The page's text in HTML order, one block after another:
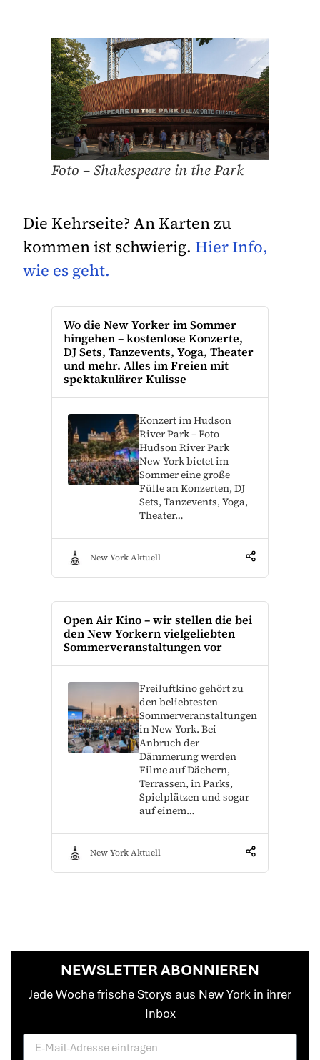
Foto – Shakespeare in the Park
Die Kehrseite? An Karten zu
kommen ist schwierig. Hier Info,
wie es geht.
Wo die New Yorker im Sommer
hingehen – kostenlose Konzerte,
DJ Sets, Tanzevents, Yoga, Theater
und mehr. Alles im Freien mit
spektakulärer Kulisse
Konzert im Hudson
River Park – Foto
Hudson River Park
New York bietet im
Sommer eine große
Fülle an Konzerten, DJ
Sets, Tanzevents, Yoga,
Theater…
New York Aktuell
Open Air Kino – wir stellen die bei
den New Yorkern vielgeliebten
Sommerveranstaltungen vor
Freiluftkino gehört zu
den beliebtesten
Sommerveranstaltungen
in New York. Bei
Anbruch der
Dämmerung werden
Filme auf Dächern,
Terrassen, in Parks,
Spielplätzen und sogar
auf einem…
New York Aktuell
NEWSLETTER ABONNIEREN
Jede Woche frische Storys aus New York in ihrer
Inbox